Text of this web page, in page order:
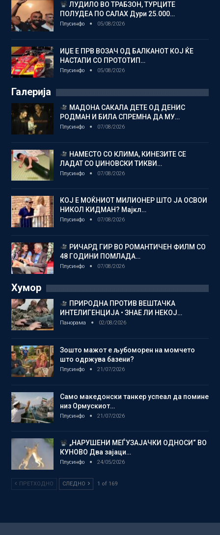
ЛУДИЛО ВО ТРАБЗОН, ТУРЦИТЕ
ПОЛУДЕА ПО САЛАХ Дури 25.000…
Плусинфо 05/08/2026
ИЏЕ Е ПРВ ВОЗАЧ ОД БАЛКАНОТ КОЈ ЌЕ
НАСТАПИ СО ПРОТОТИП…
Плусинфо 05/08/2026
Галерија
МАДОНА САКАЛА ДЕТЕ ОД ДЕНИС
РОДМАН И БИЛА СПРЕМНА ДА МУ…
Плусинфо 07/08/2026
НАМЕСТО СО КЛИМА, КИНЕЗИТЕ СЕ
ЛАДАТ СО ЏИНОВСКИ ТИКВИ…
Плусинфо 07/08/2026
КОЈ Е МОЌНИОТ МИЛИОНЕР ШТО ЈА ОСВОИ
НИКОЛ КИДМАН? Мајкл…
Плусинфо 07/08/2026
РИЧАРД ГИР ВО РОМАНТИЧЕН ФИЛМ СО
48 ГОДИНИ ПОМЛАДА…
Плусинфо 07/08/2026
Хумор
ПРИРОДНА ПРОТИВ ВЕШТАЧКА
ИНТЕЛИГЕНЦИЈА • ЗНАЕ ЛИ НЕКОЈ…
Панорама 02/08/2026
Зошто мажот е љубоморен на момчето
што одржува базени?
Плусинфо 21/07/2026
Само македонски танкер успеал да помине
низ Ормускиот…
Плусинфо 21/07/2026
„НАРУШЕНИ МЕЃУЗАЈАЧКИ ОДНОСИ“ ВО
КУНОВО Два зајаци…
Плусинфо 24/05/2026
ПРЕТХОДНО СЛЕДНО 1 of 169